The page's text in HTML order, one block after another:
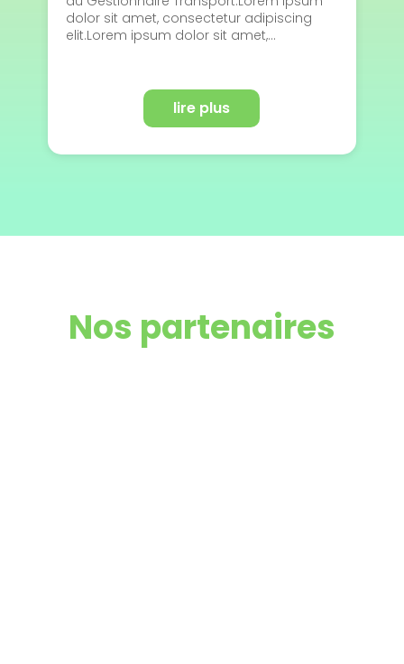
dolor sit amet, consectetur adipiscing
elit.Lorem ipsum dolor sit amet,...
lire plus
Nos partenaires